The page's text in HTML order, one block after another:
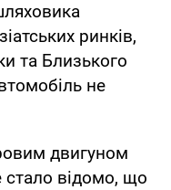
ринків,
та Близького
не
двигуном
стало відомо, що